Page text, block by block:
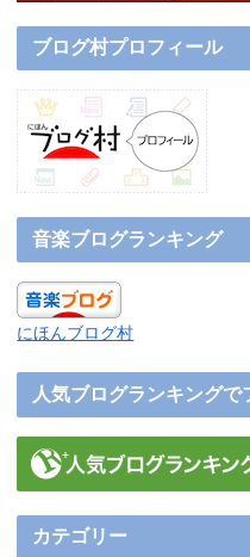
ブログ村プロフィール
音楽ブログランキング
にほんブログ村
人気ブログランキングで
カテゴリー